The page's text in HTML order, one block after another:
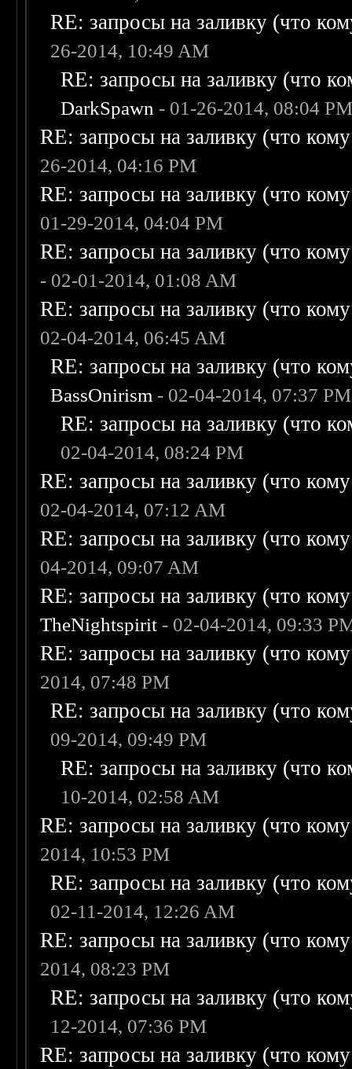
RE: запросы на заливку (что
26-2014, 10:49 AM
RE: запросы на заливку (что
DarkSpawn - 01-26-2014, 08:04
RE: запросы на заливку (что
26-2014, 04:16 PM
RE: запросы на заливку (что
01-29-2014, 04:04 PM
RE: запросы на заливку (что
- 02-01-2014, 01:08 AM
RE: запросы на заливку (что
02-04-2014, 06:45 AM
RE: запросы на заливку (что
BassOnirism - 02-04-2014, 07:37 PM
RE: запросы на заливку (что
02-04-2014, 08:24 PM
RE: запросы на заливку (что
02-04-2014, 07:12 AM
RE: запросы на заливку (что
04-2014, 09:07 AM
RE: запросы на заливку (что
TheNightspirit - 02-04-2014, 09:33
RE: запросы на заливку (что
2014, 07:48 PM
RE: запросы на заливку (что
09-2014, 09:49 PM
RE: запросы на заливку (что
10-2014, 02:58 AM
RE: запросы на заливку (что
2014, 10:53 PM
RE: запросы на заливку (что
02-11-2014, 12:26 AM
RE: запросы на заливку (что
2014, 08:23 PM
RE: запросы на заливку (что
12-2014, 07:36 PM
RE: запросы на заливку (что